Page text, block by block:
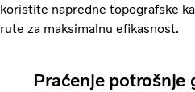
koristite napredne topografske
rute za maksimalnu efikasnost.
Praćenje potrošnje